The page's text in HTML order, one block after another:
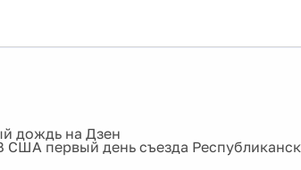
США первый день съезда